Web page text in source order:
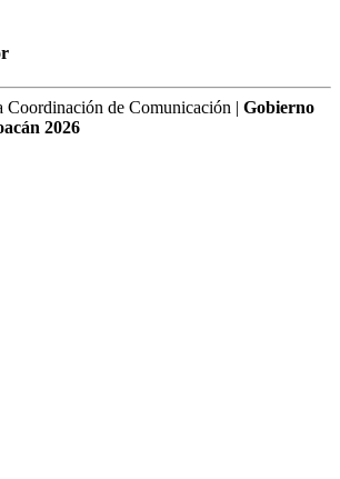
de Comunicación | Gobierno
2026